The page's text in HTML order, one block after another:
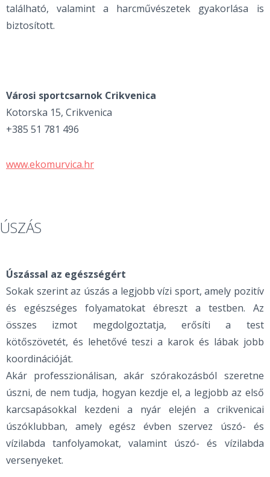
található, valamint a harcművészetek gyakorlása is
biztosított.
Városi sportcsarnok Crikvenica
Kotorska 15, Crikvenica
+385 51 781 496
www.ekomurvica.hr
ÚSZÁS
Úszással az egészségért
Sokak szerint az úszás a legjobb vízi sport, amely pozitív
és egészséges folyamatokat ébreszt a testben. Az
összes izmot megdolgoztatja, erősíti a test
kötőszövetét, és lehetővé teszi a karok és lábak jobb
koordinációját.
Akár professzionálisan, akár szórakozásból szeretne
úszni, de nem tudja, hogyan kezdje el, a legjobb az első
karcsapásokkal kezdeni a nyár elején a crikvenicai
úszóklubban, amely egész évben szervez úszó- és
vízilabda tanfolyamokat, valamint úszó- és vízilabda
versenyeket.